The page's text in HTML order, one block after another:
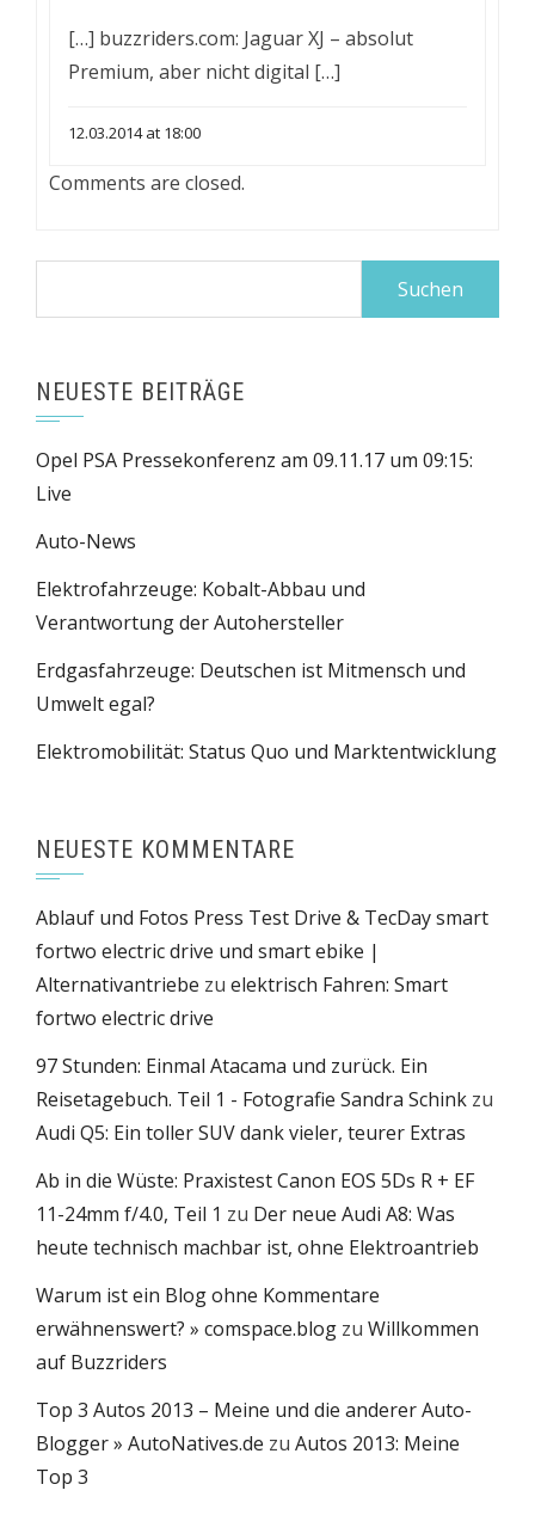
[…] buzzriders.com: Jaguar XJ – absolut
Premium, aber nicht digital […]
12.03.2014 at 18:00
Comments are closed.
NEUESTE BEITRÄGE
Opel PSA Pressekonferenz am 09.11.17 um 09:15:
Live
Auto-News
Elektrofahrzeuge: Kobalt-Abbau und
Verantwortung der Autohersteller
Erdgasfahrzeuge: Deutschen ist Mitmensch und
Umwelt egal?
Elektromobilität: Status Quo und Marktentwicklung
NEUESTE KOMMENTARE
Ablauf und Fotos Press Test Drive & TecDay smart
fortwo electric drive und smart ebike |
Alternativantriebe zu elektrisch Fahren: Smart
fortwo electric drive
97 Stunden: Einmal Atacama und zurück. Ein
Reisetagebuch. Teil 1 - Fotografie Sandra Schink zu
Audi Q5: Ein toller SUV dank vieler, teurer Extras
Ab in die Wüste: Praxistest Canon EOS 5Ds R + EF
11-24mm f/4.0, Teil 1 zu Der neue Audi A8: Was
heute technisch machbar ist, ohne Elektroantrieb
Warum ist ein Blog ohne Kommentare
erwähnenswert? » comspace.blog zu Willkommen
auf Buzzriders
Top 3 Autos 2013 – Meine und die anderer Auto-
Blogger » AutoNatives.de zu Autos 2013: Meine
Top 3